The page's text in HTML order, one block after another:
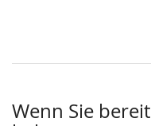
Wenn Sie